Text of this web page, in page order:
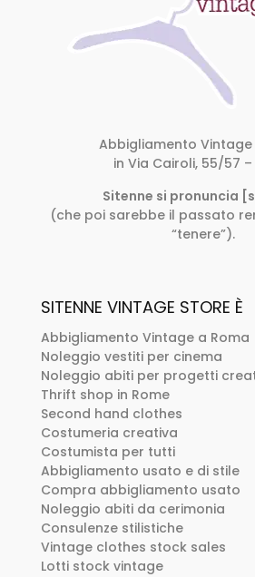
Abbigliamento Vintage
in Via Cairoli, 55/57 –
Sitenne si pronuncia
(che poi sarebbe il passato
“tenere”).
SITENNE VINTAGE STORE È
Abbigliamento Vintage a Roma
Noleggio vestiti per cinema
Noleggio abiti per progetti
Thrift shop in Rome
Second hand clothes
Costumeria creativa
Costumista per tutti
Abbigliamento usato e di stile
Compra abbigliamento usato
Noleggio abiti da cerimonia
Consulenze stilistiche
Vintage clothes stock sales
Lotti stock vintage